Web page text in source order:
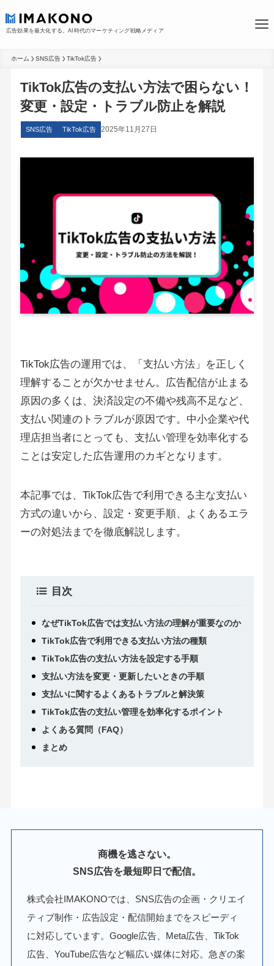
広告効果を最大化する。AI時代のマーケティング戦略メディア
ホーム SNS広告 TikTok広告
TikTok広告の支払い方法で困らない！
変更・設定・トラブル防止を解説
SNS広告 TikTok広告 2025年11月27日
TikTok広告の運用では、「支払い方法」を正しく
理解することが欠かせません。広告配信が止まる
原因の多くは、決済設定の不備や残高不足など、
支払い関連のトラブルが原因です。中小企業や代
理店担当者にとっても、支払い管理を効率化する
ことは安定した広告運用のカギとなります。
本記事では、TikTok広告で利用できる主な支払い
方式の違いから、設定・変更手順、よくあるエラ
ーの対処法までを徹底解説します。
目次
なぜTikTok広告では支払い方法の理解が重要なのか
TikTok広告で利用できる支払い方法の種類
TikTok広告の支払い方法を設定する手順
支払い方法を変更・更新したいときの手順
支払いに関するよくあるトラブルと解決策
TikTok広告の支払い管理を効率化するポイント
よくある質問（FAQ）
まとめ
商機を逃さない。
SNS広告を最短即日で配信。
株式会社IMAKONOでは、SNS広告の企画・クリエイ
ティブ制作・広告設定・配信開始までをスピーディ
に対応しています。Google広告、Meta広告、TikTok
広告、YouTube広告など幅広い媒体に対応。急ぎの案